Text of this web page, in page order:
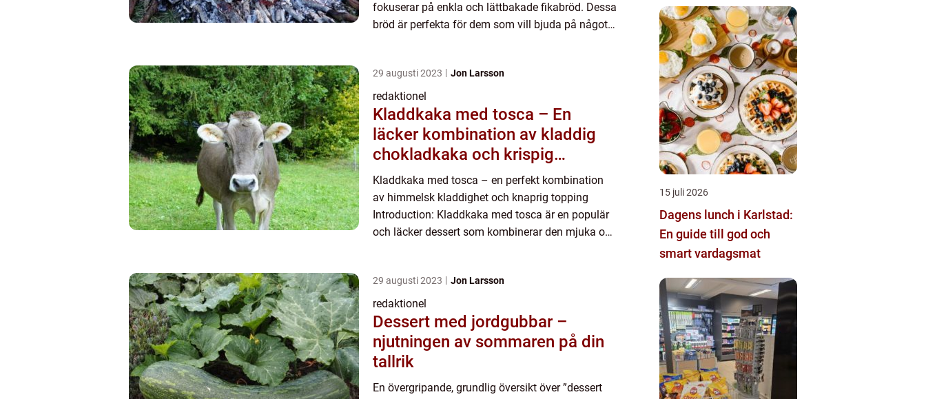
fokuserar på enkla och lättbakade fikabröd. Dessa
bröd är perfekta för dem som vill bjuda på något
29 augusti 2023 Jon Larsson
redaktionel
Kladdkaka med tosca – En
läcker kombination av kladdig
chokladkaka och krispig
toscatoppning
Kladdkaka med tosca – en perfekt kombination
av himmelsk kladdighet och knaprig topping
Introduction: Kladdkaka med tosca är en populär
och läcker dessert som kombinerar den mjuka och
29 augusti 2023 Jon Larsson
redaktionel
Dessert med jordgubbar –
njutningen av sommaren på din
tallrik
En övergripande, grundlig översikt över ”dessert
15 juli 2026
Dagens lunch i Karlstad:
En guide till god och
smart vardagsmat